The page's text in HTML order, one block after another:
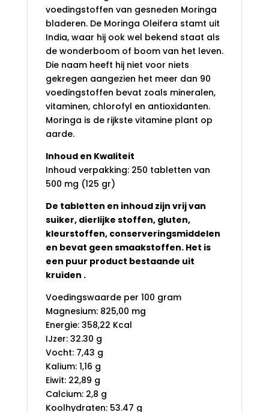
voedingstoffen van gesneden Moringa
bladeren. De Moringa Oleifera stamt uit
India, waar hij ook wel bekend staat als
de wonderboom of boom van het leven.
Die naam heeft hij niet voor niets
gekregen aangezien het meer dan 90
voedingstoffen bevat zoals mineralen,
vitaminen, chlorofyl en antioxidanten.
Moringa is de rijkste vitamine plant op
aarde.
Inhoud en Kwaliteit
Inhoud verpakking: 250 tabletten van
500 mg (125 gr)
De tabletten en inhoud zijn vrij van
suiker, dierlijke stoffen, gluten,
kleurstoffen, conserveringsmiddelen
en bevat geen smaakstoffen. Het is
een puur product bestaande uit
kruiden .
Voedingswaarde per 100 gram
Magnesium: 825,00 mg
Energie: 358,22 Kcal
IJzer: 32.30 g
Vocht: 7,43 g
Kalium: 1,16 g
Eiwit: 22,89 g
Calcium: 2,8 g
Koolhydraten: 53.47 g